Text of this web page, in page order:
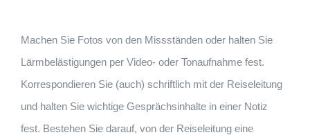
Machen Sie Fotos von den Missständen oder halten Sie
Lärmbelästigungen per Video- oder Tonaufnahme fest.
Korrespondieren Sie (auch) schriftlich mit der Reiseleitung
und halten Sie wichtige Gesprächsinhalte in einer Notiz
fest. Bestehen Sie darauf, von der Reiseleitung eine